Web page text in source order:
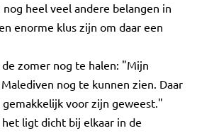
heel veel andere belangen in
enorme klus zijn om daar een
zomer nog te halen: "Mijn
nog te kunnen zien. Daar
voor zijn geweest."
ligt dicht bij elkaar in de